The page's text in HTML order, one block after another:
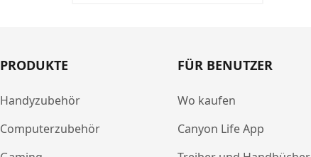
PRODUKTE
Handyzubehör
Computerzubehör
FÜR BENUTZER
Wo kaufen
Canyon Life App